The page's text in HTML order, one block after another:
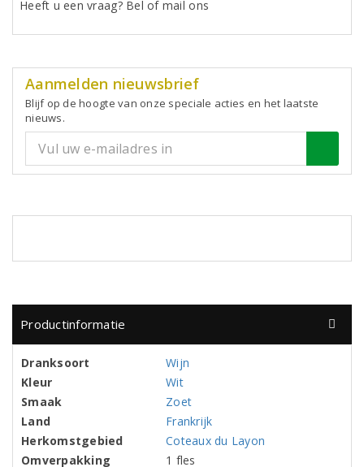
Heeft u een vraag? Bel of mail ons
Aanmelden nieuwsbrief
Blijf op de hoogte van onze speciale acties en het laatste
nieuws.
Productinformatie
Dranksoort
Wijn
Kleur
Wit
Smaak
Zoet
Land
Frankrijk
Herkomstgebied
Coteaux du Layon
Omverpakking
1 fles